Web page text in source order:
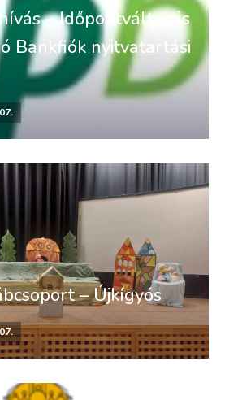
– Időpontváltozás
Bankfiók nyitvatartási
– Újkígyós